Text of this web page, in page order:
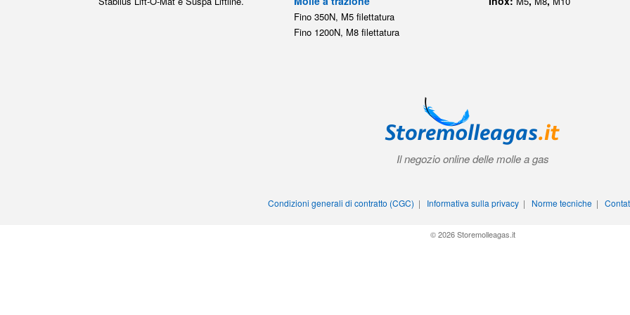
Fino 350N, M5 filettatura
Fino 1200N, M8 filettatura
Il negozio online delle molle a gas
Condizioni generali di contratto (CGC) | Informativa sulla privacy| Norme tecniche|
© 2026 Storemolleagas.it